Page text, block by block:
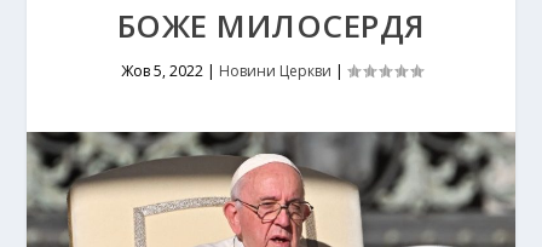
БОЖЕ МИЛОСЕРДЯ
Жов 5, 2022| Новини Церкви |